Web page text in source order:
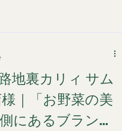
地裏カリィ サム
｜「お野菜の美
にあるブランド